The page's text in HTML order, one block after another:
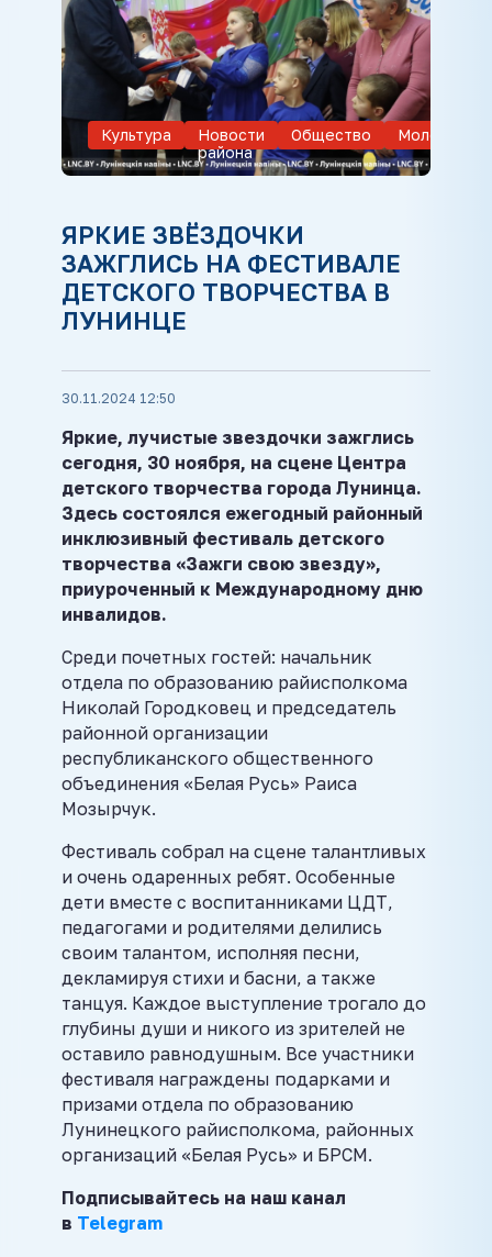
Культура
Новости
района
Общество Молодежь
ЯРКИЕ ЗВЁЗДОЧКИ
ЗАЖГЛИСЬ НА ФЕСТИВАЛЕ
ДЕТСКОГО ТВОРЧЕСТВА В
ЛУНИНЦЕ
30.11.2024 12:50
Яркие, лучистые звездочки зажглись
сегодня, 30 ноября, на сцене Центра
детского творчества города Лунинца.
Здесь состоялся ежегодный районный
инклюзивный фестиваль детского
творчества «Зажги свою звезду»,
приуроченный к Международному дню
инвалидов.
Среди почетных гостей: начальник
отдела по образованию райисполкома
Николай Городковец и председатель
районной организации
республиканского общественного
объединения «Белая Русь» Раиса
Мозырчук.
Фестиваль собрал на сцене талантливых
и очень одаренных ребят. Особенные
дети вместе с воспитанниками ЦДТ,
педагогами и родителями делились
своим талантом, исполняя песни,
декламируя стихи и басни, а также
танцуя. Каждое выступление трогало до
глубины души и никого из зрителей не
оставило равнодушным. Все участники
фестиваля награждены подарками и
призами отдела по образованию
Лунинецкого райисполкома, районных
организаций «Белая Русь» и БРСМ.
Подписывайтесь на наш канал
в Telegram